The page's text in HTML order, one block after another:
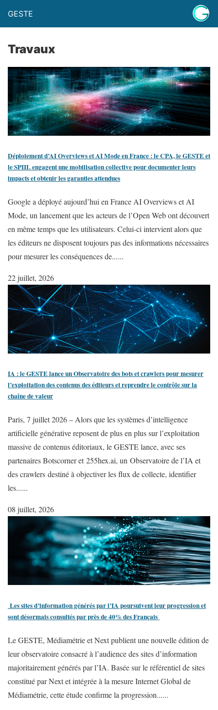
GESTE
Travaux
​Déploiement d’AI Overviews et AI Mode en France : le CPA, le GESTE et
le SPIIL engagent une mobilisation collective pour documenter leurs
impacts et obtenir les garanties attendues
Google a déployé aujourd’hui en France AI Overviews et AI
Mode, un lancement que les acteurs de l’Open Web ont découvert
en même temps que les utilisateurs. Celui-ci intervient alors que
les éditeurs ne disposent toujours pas des informations nécessaires
pour mesurer les conséquences de......
22 juillet, 2026
​IA : le GESTE lance un Observatoire des bots et crawlers pour mesurer
l’exploitation des contenus des éditeurs et reprendre le contrôle sur la
chaîne de valeur
Paris, 7 juillet 2026 – Alors que les systèmes d’intelligence
artificielle générative reposent de plus en plus sur l’exploitation
massive de contenus éditoriaux, le GESTE lance, avec ses
partenaires Botscorner et 255hex.ai, un Observatoire de l’IA et
des crawlers destiné à objectiver les flux de collecte, identifier
les......
08 juillet, 2026
​​ Les sites d’information générés par l’IA poursuivent leur progression et
sont désormais consultés par près de 40% des Français
Le GESTE, Médiamétrie et Next publient une nouvelle édition de
leur observatoire consacré à l’audience des sites d’information
majoritairement générés par l’IA. Basée sur le référentiel de sites
constitué par Next et intégrée à la mesure Internet Global de
Médiamétrie, cette étude confirme la progression......